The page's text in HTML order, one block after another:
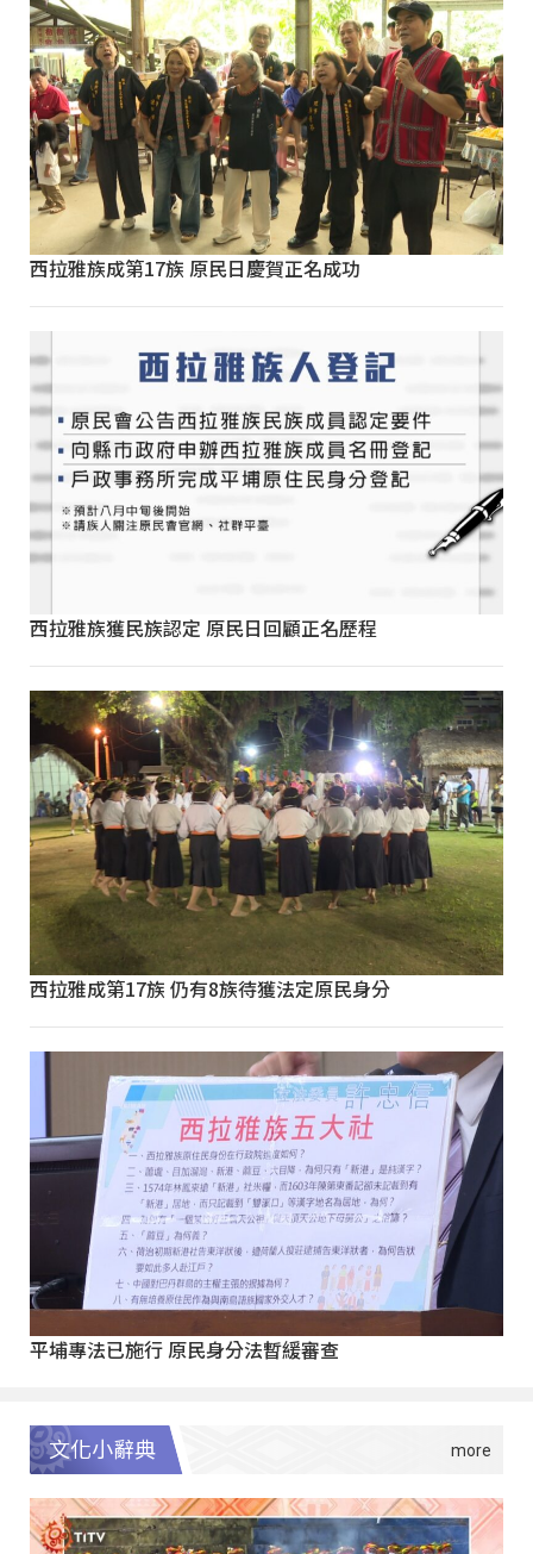
西拉雅族成第17族 原民日慶賀正名成功
西拉雅族獲民族認定 原民日回顧正名歷程
西拉雅成第17族 仍有8族待獲法定原民身分
平埔專法已施行 原民身分法暫緩審查
文化小辭典